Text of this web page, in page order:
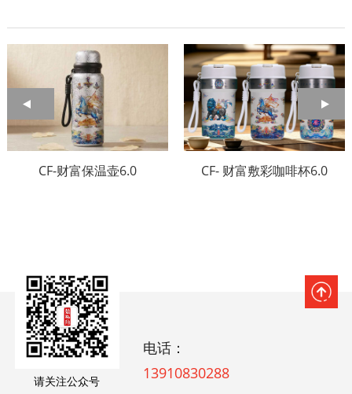
CF-财富保温壶6.0 CF- 财富敷彩咖啡杯6.0
请关注公众号
电话：
13910830288